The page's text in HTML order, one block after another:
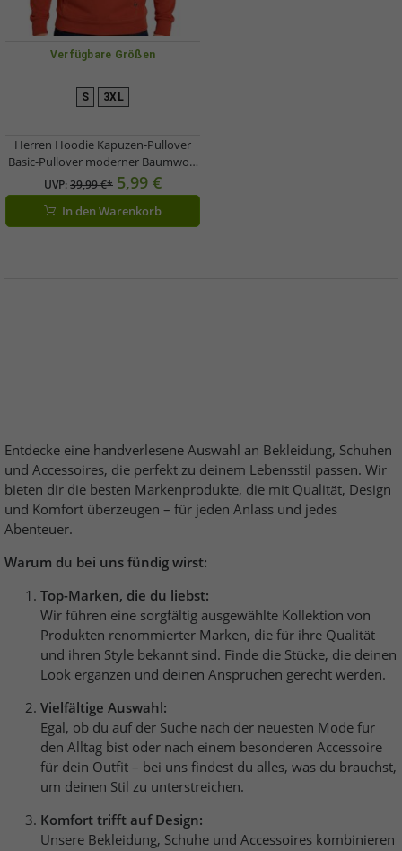
Verfügbare Größen
S 3XL
Herren Hoodie Kapuzen-Pullover
Basic-Pullover moderner Baumwoll-
Pullover Sweater Große Größen Rot
UVP:39,99 €* 5,99 €
In den Warenkorb
Entdecke eine handverlesene Auswahl an Bekleidung, Schuhen
und Accessoires, die perfekt zu deinem Lebensstil passen. Wir
bieten dir die besten Markenprodukte, die mit Qualität, Design
und Komfort überzeugen – für jeden Anlass und jedes
Abenteuer.
Warum du bei uns fündig wirst:
Top-Marken, die du liebst:
Wir führen eine sorgfältig ausgewählte Kollektion von
Produkten renommierter Marken, die für ihre Qualität
und ihren Style bekannt sind. Finde die Stücke, die deinen
Look ergänzen und deinen Ansprüchen gerecht werden.
Vielfältige Auswahl:
Egal, ob du auf der Suche nach der neuesten Mode für
den Alltag bist oder nach einem besonderen Accessoire
für dein Outfit – bei uns findest du alles, was du brauchst,
um deinen Stil zu unterstreichen.
Komfort trifft auf Design:
Unsere Bekleidung, Schuhe und Accessoires kombinieren